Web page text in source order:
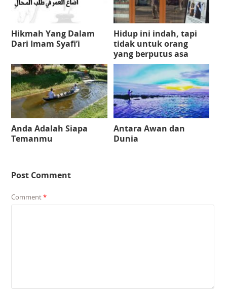
Hikmah Yang Dalam
Dari Imam Syafi’i
Hidup ini indah, tapi
tidak untuk orang
yang berputus asa
Anda Adalah Siapa
Temanmu
Antara Awan dan
Dunia
Post Comment
Comment*